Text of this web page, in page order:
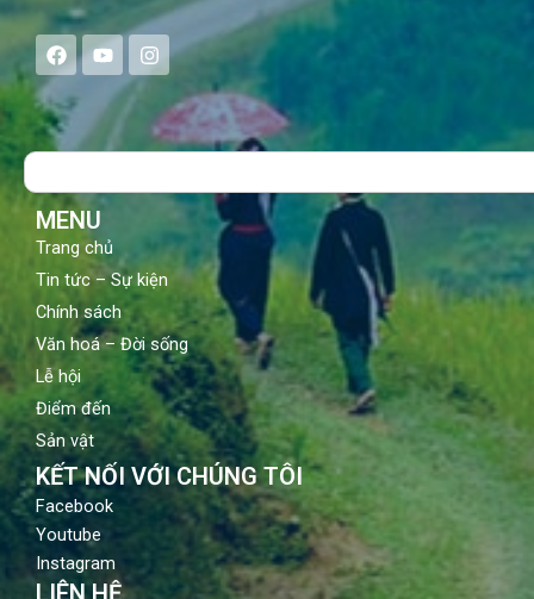
F
a
e
b
o
Y
o
t
b
I
n
s
a
g
Search
MENU
Trang chủ
Tin tức – Sự kiện
Chính sách
Văn hoá – Đời sống
Lễ hội
Điểm đến
Sản vật
KẾT NỐI VỚI CHÚNG TÔI
Facebook
Youtube
Instagram
LIÊN HỆ